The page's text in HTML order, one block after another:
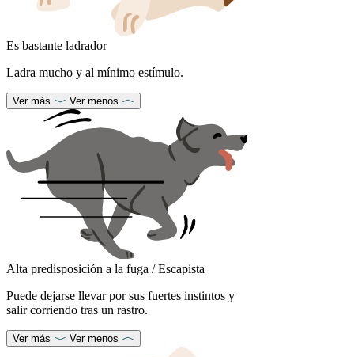
Es bastante ladrador
Ladra mucho y al mínimo estímulo.
Ver más Ver menos
Alta predisposición a la fuga / Escapista
Puede dejarse llevar por sus fuertes instintos y
salir corriendo tras un rastro.
Ver más Ver menos